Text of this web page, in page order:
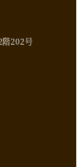
202号